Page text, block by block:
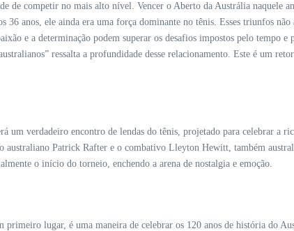
de competir no mais alto nível. Vencer o Aberto da Austrália naquele
anos, ele ainda era uma força dominante no tênis. Esses triunfos não
e a determinação podem superar os desafios impostos pelo tempo e
ressalta a profundidade desse relacionamento. Este é um
verdadeiro encontro de lendas do tênis, projetado para celebrar a
Patrick Rafter e o combativo Lleyton Hewitt, também
o início do torneio, enchendo a arena de nostalgia e emoção.
lugar, é uma maneira de celebrar os 120 anos de história do